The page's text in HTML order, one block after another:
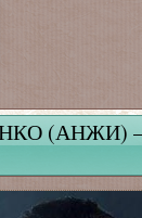
(АНЖИ) –